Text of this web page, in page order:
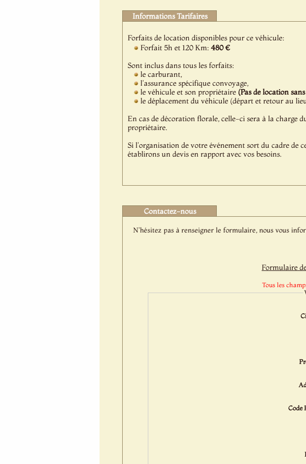
Informations Tarifaires
Forfaits de location disponibles pour ce véhicule:
Forfait 5h et 120 Km: 480 €
Sont inclus dans tous les forfaits:
le carburant,
l'assurance spécifique convoyage,
le véhicule et son propriétaire (Pas de location
le déplacement du véhicule (départ et retour au
En cas de décoration florale, celle-ci sera à la charge
propriétaire.
Si l'organisation de votre événement sort du cadre de
établirons un devis en rapport avec vos besoins.
Contactez-nous
N'hésitez pas à renseigner le formulaire, nous vous
Formulaire
Tous les
Code